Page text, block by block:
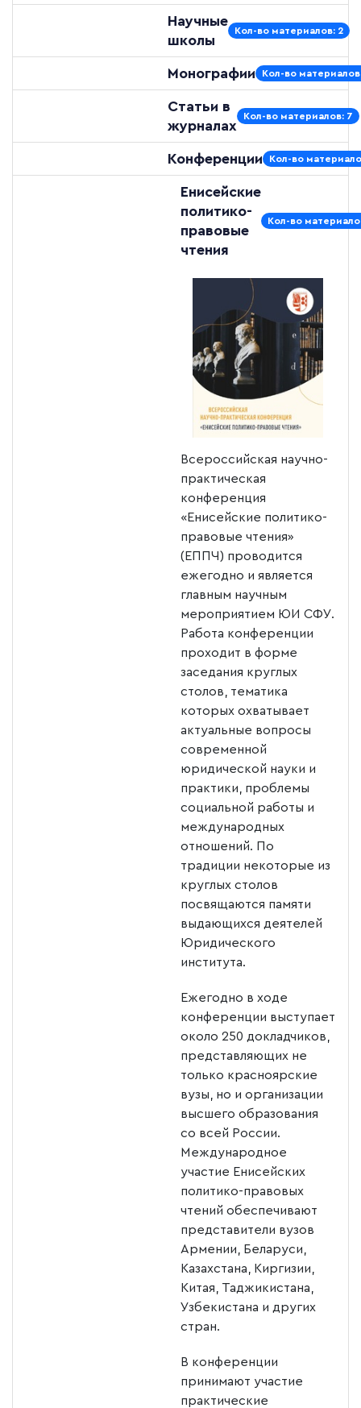
Научные
школы
Кол-во материалов: 2
Монографии Кол-во
Статьи в
журналах
Кол-во материалов: 7
Конференции Кол-во
Енисейские
политико-
правовые
чтения
Кол-во
Всероссийская научно-
практическая
конференция
«Енисейские политико-
правовые чтения»
(ЕППЧ) проводится
ежегодно и является
главным научным
мероприятием ЮИ СФУ.
Работа конференции
проходит в форме
заседания круглых
столов, тематика
которых охватывает
актуальные вопросы
современной
юридической науки и
практики, проблемы
социальной работы и
международных
отношений. По
традиции некоторые из
круглых столов
посвящаются памяти
выдающихся деятелей
Юридического
института.
Ежегодно в ходе
конференции выступает
около 250 докладчиков,
представляющих не
только красноярские
вузы, но и организации
высшего образования
со всей России.
Международное
участие Енисейских
политико-правовых
чтений обеспечивают
представители вузов
Армении, Беларуси,
Казахстана, Киргизии,
Китая, Таджикистана,
Узбекистана и других
стран.
В конференции
принимают участие
практические